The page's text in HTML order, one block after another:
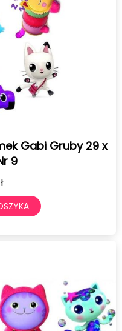
Gabi Gruby 29 x
9